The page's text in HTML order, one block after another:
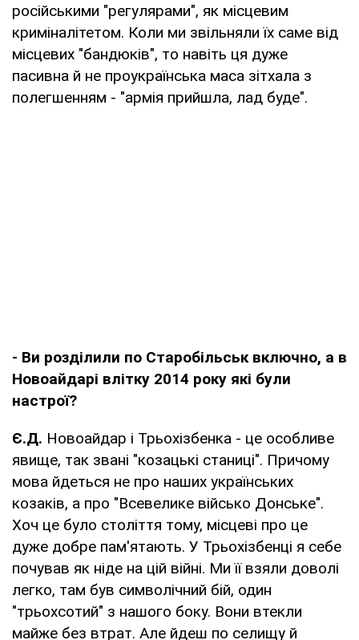
російськими "регулярами", як місцевим
криміналітетом. Коли ми звільняли їх саме від
місцевих "бандюків", то навіть ця дуже
пасивна й не проукраїнська маса зітхала з
полегшенням - "армія прийшла, лад буде".
- Ви розділили по Старобільськ включно, а в
Новоайдарі влітку 2014 року які були
настрої?
Є.Д. Новоайдар і Трьохізбенка - це особливе
явище, так звані "козацькі станиці". Причому
мова йдеться не про наших українських
козаків, а про "Всевелике військо Донське".
Хоч це було століття тому, місцеві про це
дуже добре пам'ятають. У Трьохізбенці я себе
почував як ніде на цій війні. Ми її взяли доволі
легко, там був символічний бій, один
"трьохсотий" з нашого боку. Вони втекли
майже без втрат. Але йдеш по селищу й